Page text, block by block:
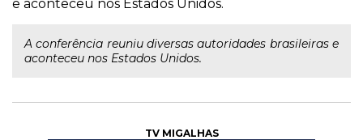
e aconteceu nos Estados Unidos.
A conferência reuniu diversas autoridades brasileiras e
aconteceu nos Estados Unidos.
TV MIGALHAS